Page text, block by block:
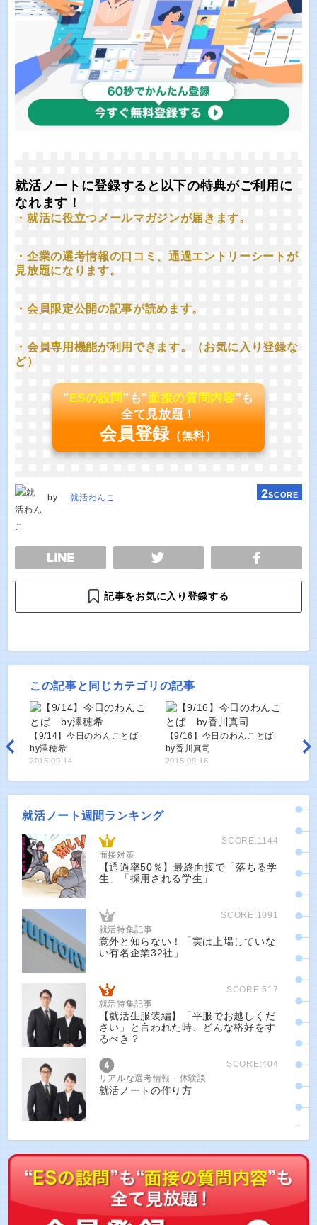
就活ノートに登録すると以下の特典がご利用に
なれます！
・就活に役立つメールマガジンが届きます。
・企業の選考情報の口コミ、通過エントリーシートが
見放題になります。
・会員限定公開の記事が読めます。
・会員専用機能が利用できます。（お気に入り登録な
ど）
"ESの設問"も"面接の質問内容"も
全て見放題！
会員登録 （無料）
by 就活わんこ 2SCORE
TWEET
記事をお気に入り登録する
この記事と同じカテゴリの記事
【9/14】今日のわんことば
by澤穂希
2015.09.14
【9/16】今日のわんことば
by香川真司
2015.09.16
就活ノート週間ランキング
SCORE:1144
面接対策
【通過率50％】最終面接で「落ちる学
生」「採用される学生」
SCORE:1091
就活特集記事
意外と知らない！「実は上場していな
い有名企業32社」
SCORE:517
就活特集記事
【就活生服装編】「平服でお越しくだ
さい」と言われた時、どんな格好をす
るべき？
SCORE:404
リアルな選考情報・体験談
就活ノートの作り方